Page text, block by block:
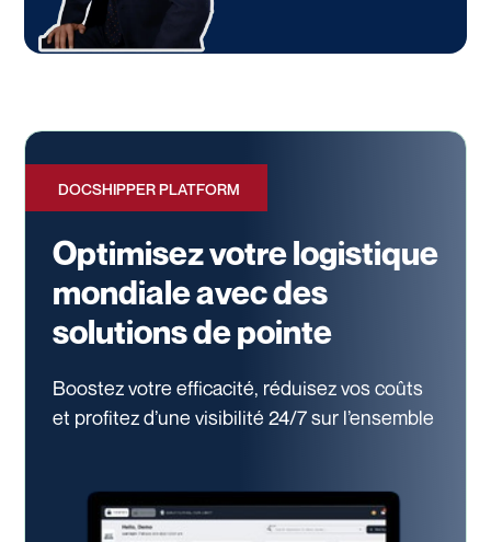
DOCSHIPPER PLATFORM
Optimisez votre logistique
mondiale avec des
solutions de pointe
Boostez votre efficacité, réduisez vos coûts
et profitez d’une visibilité 24/7sur l’ensemble